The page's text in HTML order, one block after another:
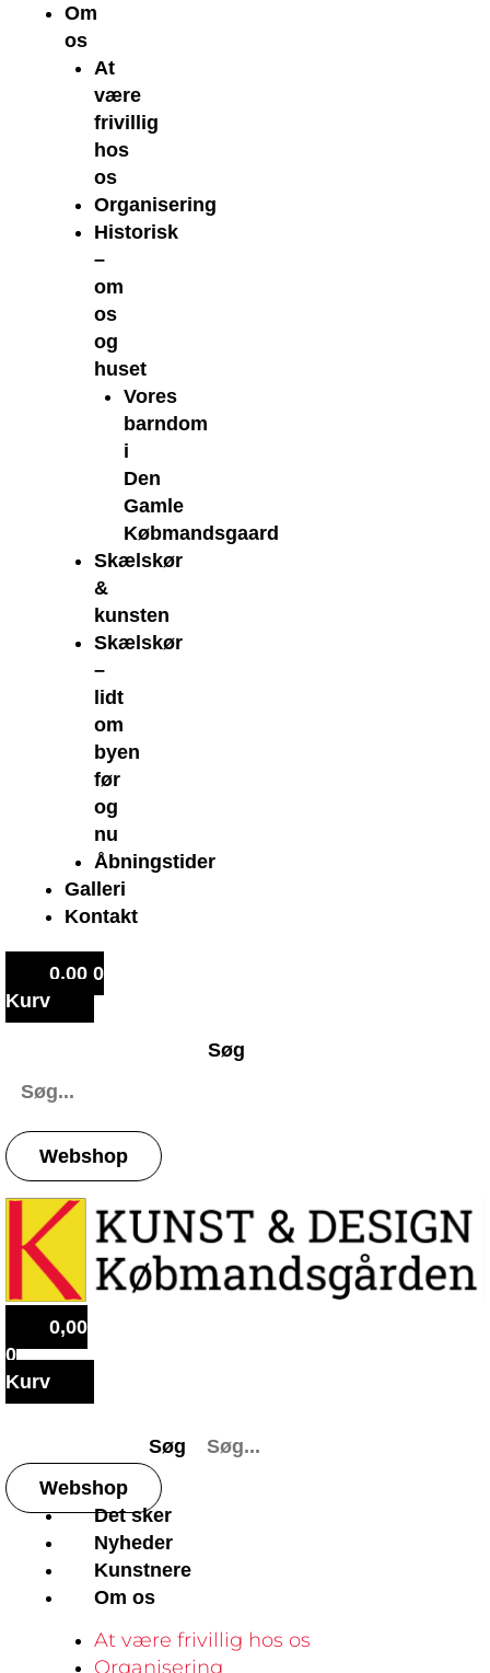
Om
os
At
være
frivillig
hos
os
Organisering
Historisk
–
om
os
og
huset
Vores
barndom
i
Den
Gamle
Købmandsgaard
Skælskør
&
kunsten
Skælskør
–
lidt
om
byen
før
og
nu
Åbningstider
Galleri
Kontakt
0,00 0
Kurv
Søg
Webshop
0,00
0
Kurv
Søg
Webshop
Det sker
Nyheder
Kunstnere
Om os
At være frivillig hos os
Organisering